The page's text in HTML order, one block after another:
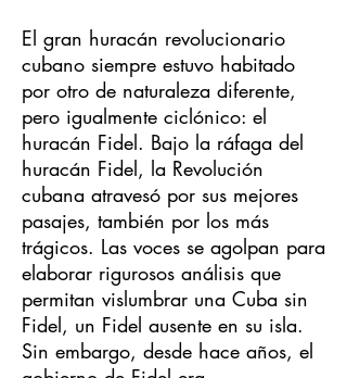
El gran huracán revolucionario
cubano siempre estuvo habitado
por otro de naturaleza diferente,
pero igualmente ciclónico: el
huracán Fidel. Bajo la ráfaga del
huracán Fidel, la Revolución
cubana atravesó por sus mejores
pasajes, también por los más
trágicos. Las voces se agolpan para
elaborar rigurosos análisis que
permitan vislumbrar una Cuba sin
Fidel, un Fidel ausente en su isla.
Sin embargo, desde hace años, el